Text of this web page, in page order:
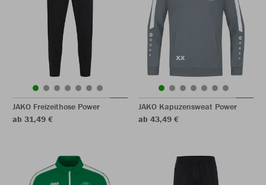
JAKO Freizeithose Power
ab 31,49 €
JAKO Kapuzensweat Power
ab 43,49 €